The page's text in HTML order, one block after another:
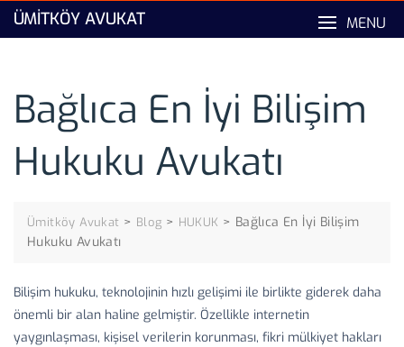
SkipÜMITKÖY AVUKAT MENU
Bağlıca En İyi Bilişim
Hukuku Avukatı
Ümitköy Avukat > Blog > HUKUK > Bağlıca En İyi Bilişim
Hukuku Avukatı
Bilişim hukuku, teknolojinin hızlı gelişimi ile birlikte giderek daha
önemli bir alan haline gelmiştir. Özellikle internetin
yaygınlaşması, kişisel verilerin korunması, fikri mülkiyet hakları